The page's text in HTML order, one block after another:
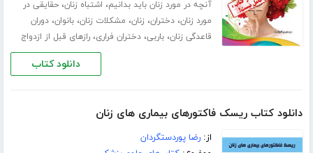
آنچه در مورد زنان باید بدانیم، اشتباه زنان،حقایقی در
مورد زنان،دختران، زنان، مشکلات زنان،بانوان،دوران
قاعدگی زنان،باربی،دختران فراری،رازهای قبل از ازدواج
دانلود کتاب
دانلود کتاب ریسک فاکتورهای بیماری های زنان
از:رضا پوردستگردان